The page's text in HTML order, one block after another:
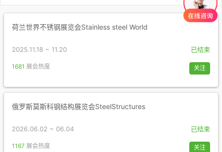
荷兰世界不锈钢展览会Stainless steel World
2025.11.18 ~ 11.20 已结束
1681 展会热度 关注
俄罗斯莫斯科钢结构展览会SteelStructures
2026.06.02 ~ 06.04 已结束
1167 展会热度 关注